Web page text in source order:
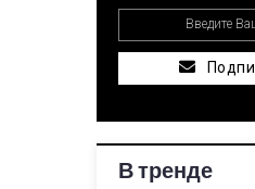
В тренде